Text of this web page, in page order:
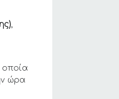
,
οποία
ώρα